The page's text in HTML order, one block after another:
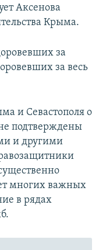
Аксенова
Крыма.
за
за весь
и Севастополя о
подтверждены
и другими
многих важных
в рядах